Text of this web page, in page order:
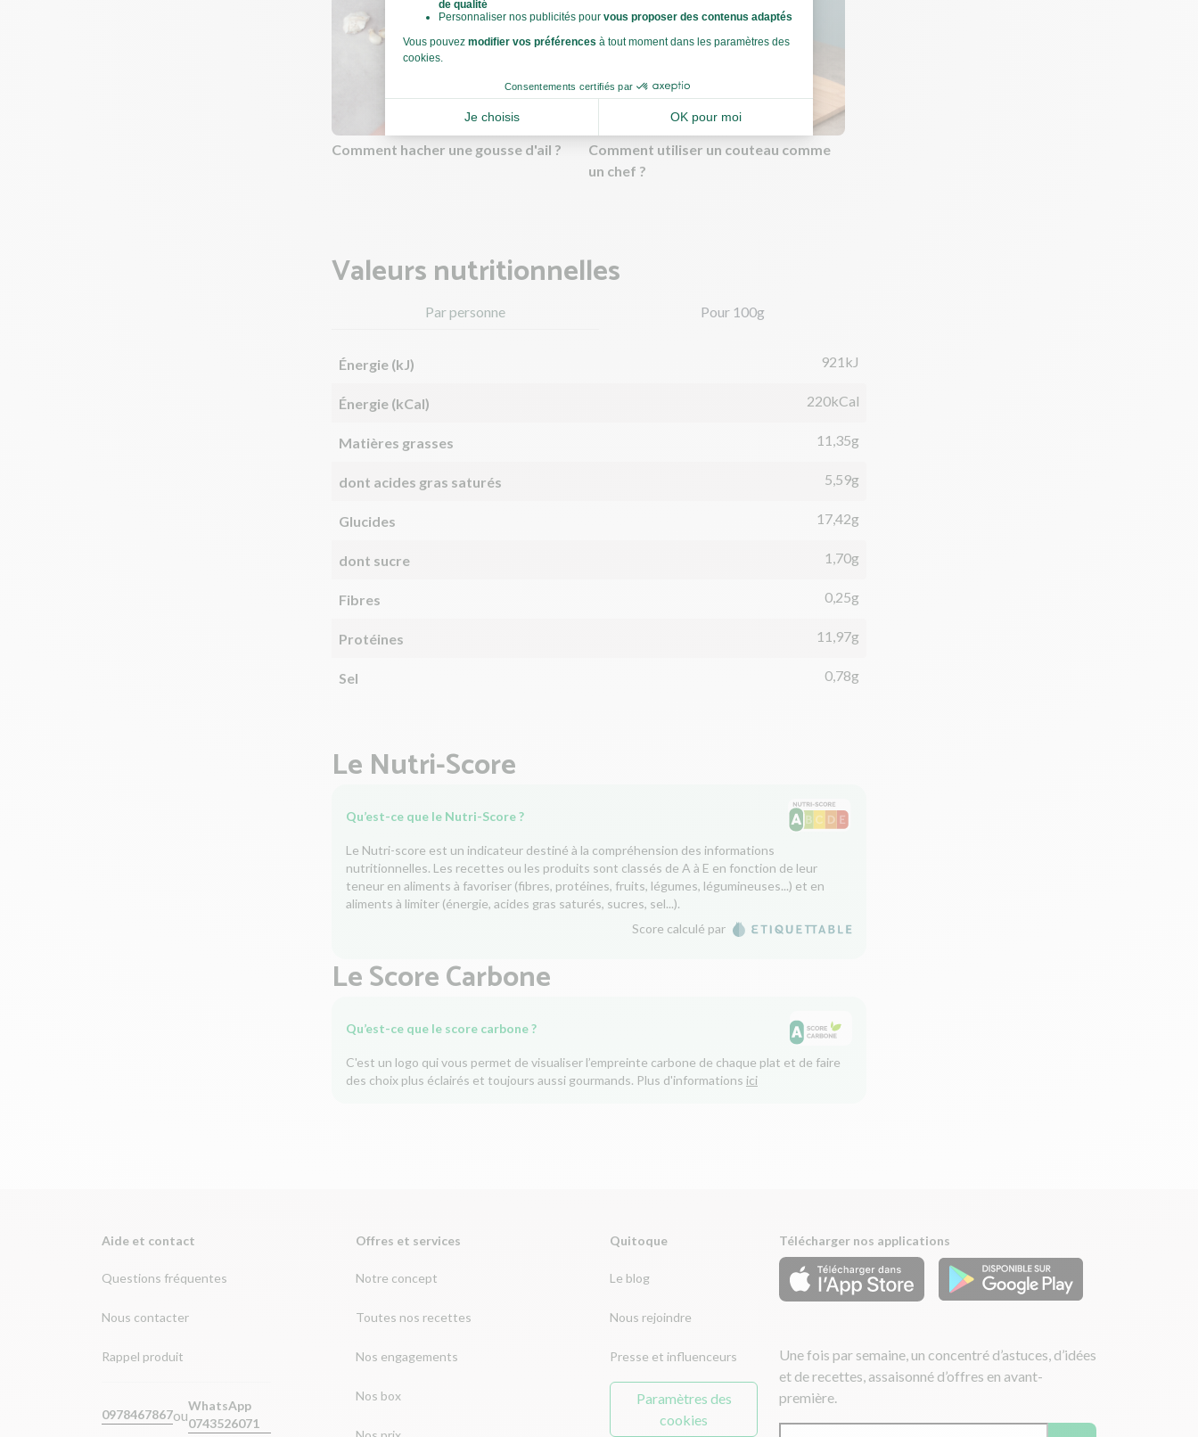
Comment hacher une gousse d'ail ?
Comment utiliser un couteau comme
un chef ?
Valeurs nutritionnelles
Par personne Pour 100g
Énergie (kJ) 921kJ
Énergie (kCal) 220kCal
Matières grasses 11,35g
dont acides gras saturés 5,59g
Glucides 17,42g
dont sucre 1,70g
Fibres 0,25g
Protéines 11,97g
Sel 0,78g
Le Nutri-Score
Qu’est-ce que le Nutri-Score ?
Le Nutri-score est un indicateur destiné à la compréhension des informations
nutritionnelles. Les recettes ou les produits sont classés de A à E en fonction de leur
teneur en aliments à favoriser (fibres, protéines, fruits, légumes, légumineuses...) et en
aliments à limiter (énergie, acides gras saturés, sucres, sel...).
Score calculé par
Le Score Carbone
Qu’est-ce que le score carbone ?
C'est un logo qui vous permet de visualiser l’empreinte carbone de chaque plat et de faire
des choix plus éclairés et toujours aussi gourmands. Plus d'informations ici
Aide et contact
Questions fréquentes
Nous contacter
Rappel produit
0978467867ou
WhatsApp
0743526071
Offres et services
Notre concept
Toutes nos recettes
Nos engagements
Nos box
Quitoque
Le blog
Nous rejoindre
Presse et influenceurs
Paramètres des
cookies
Télécharger nos applications
Une fois par semaine, un concentré d’astuces, d’idées
et de recettes, assaisonné d’offres en avant-
première.